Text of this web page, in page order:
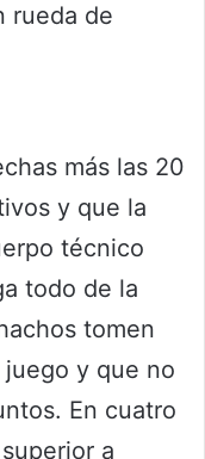
rueda de
más las 20
y que la
técnico
todo de la
tomen
y que no
En cuatro
a